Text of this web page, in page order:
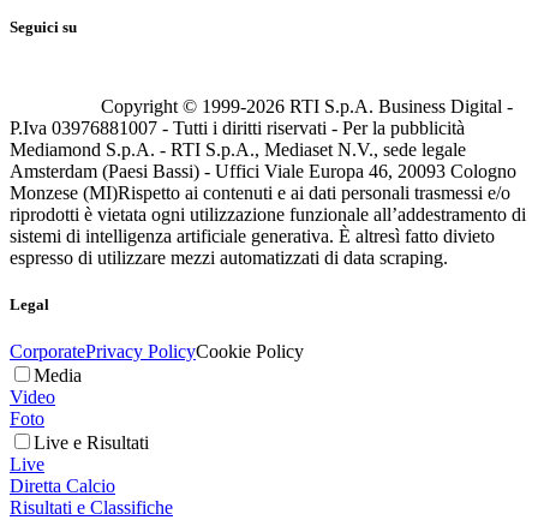
Seguici su
Copyright © 1999-2026 RTI S.p.A. Business Digital -
P.Iva 03976881007 - Tutti i diritti riservati - Per la pubblicità
Mediamond S.p.A. - RTI S.p.A., Mediaset N.V., sede legale
Amsterdam (Paesi Bassi) - Uffici Viale Europa 46, 20093 Cologno
Monzese (MI)Rispetto ai contenuti e ai dati personali trasmessi e/o
riprodotti è vietata ogni utilizzazione funzionale all’addestramento di
sistemi di intelligenza artificiale generativa. È altresì fatto divieto
espresso di utilizzare mezzi automatizzati di data scraping.
Legal
CorporatePrivacy PolicyCookie Policy
Media
Video
Foto
Live e Risultati
Live
Diretta Calcio
Risultati e Classifiche